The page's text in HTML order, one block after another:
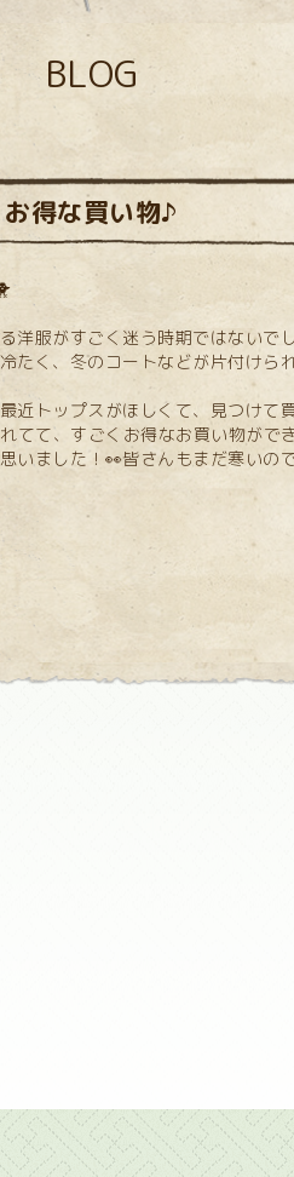
BLOG
お得な買い物♪
洋服がすごく迷う時期ではないで
たく、冬のコートなどが片付けら
近トップスがほしくて、見つけて
てて、すごくお得なお買い物がで
いました！👀皆さんもまだ寒いの